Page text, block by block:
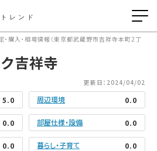
レンド
・購入・相場情報（東京都武蔵野市吉祥寺本町2丁
吉祥寺
更新日：2024/04/02
5.0 周辺環境 0.0
0.0 部屋仕様・設備 0.0
0.0 暮らし・子育て 0.0